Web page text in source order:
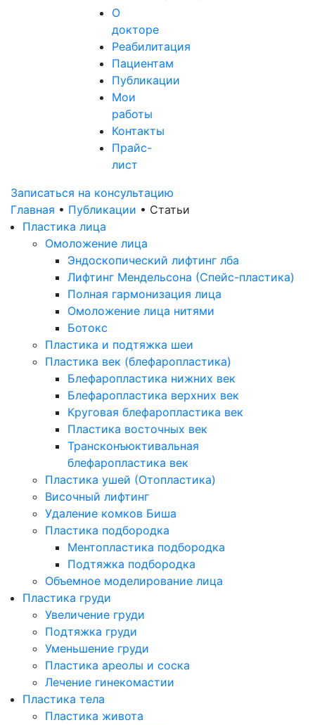
О
докторе
Реабилитация
Пациентам
Публикации
Мои
работы
Контакты
Прайс-
лист
Записаться на консультацию
Главная • Публикации • Статьи
Пластика лица
Омоложение лица
Эндоскопический лифтинг лба
Лифтинг Мендельсона (Спейс-пластика)
Полная гармонизация лица
Омоложение лица нитями
Ботокс
Пластика и подтяжка шеи
Пластика век (блефаропластика)
Блефаропластика нижних век
Блефаропластика верхних век
Круговая блефаропластика век
Пластика восточных век
Трансконъюктивальная
блефаропластика век
Пластика ушей (Отопластика)
Височный лифтинг
Удаление комков Биша
Пластика подбородка
Ментопластика подбородка
Подтяжка подбородка
Объемное моделирование лица
Пластика груди
Увеличение груди
Подтяжка груди
Уменьшение груди
Пластика ареолы и соска
Лечение гинекомастии
Пластика тела
Пластика живота